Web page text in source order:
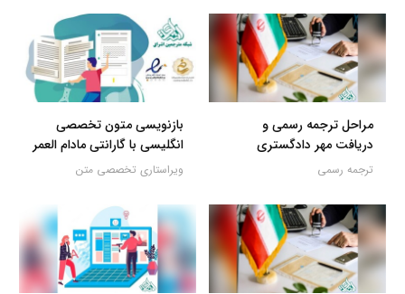
مراحل ترجمه رسمی و
دریافت مهر دادگستری
ترجمه رسمی
بازنویسی متون تخصصی
انگلیسی با گارانتی مادام العمر
ویراستاری تخصصی متن